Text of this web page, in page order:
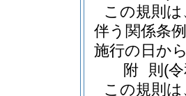
この規則
伴う関係条
施行の日か
附 則 (
この規則